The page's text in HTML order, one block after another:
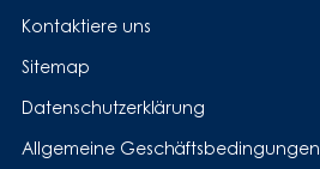
Kontaktiere uns
Sitemap
Datenschutzerklärung
Allgemeine Geschäftsbedingungen